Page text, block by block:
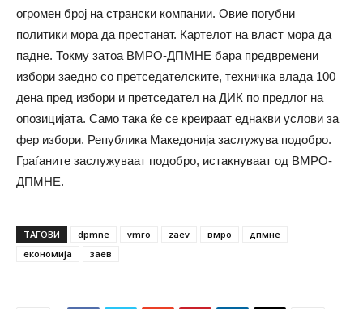
огромен број на странски компании. Овие погубни
политики мора да престанат. Картелот на власт мора да
падне. Токму затоа ВМРО-ДПМНЕ бара предвремени
избори заедно со претседателските, техничка влада 100
дена пред избори и претседател на ДИК по предлог на
опозицијата. Само така ќе се креираат еднакви услови за
фер избори. Република Македонија заслужува подобро.
Граѓаните заслужуваат подобро, истакнуваат од ВМРО-
ДПМНЕ.
ТАГОВИ dpmne vmro zaev вмро
дпмне
економија
заев